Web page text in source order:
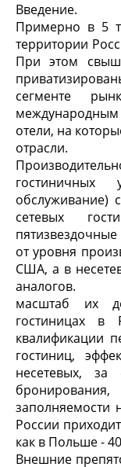
Введение.
Примерно в 5
территории
При этом
сегменте
международным
отели, на
отрасли.
гостиничных
обслуживание)
сетевых
от уровня
США, а в
аналогов.
масштаб их
гостиницах в
квалификации
гостиниц,
несетевых, за
заполняемости
России
как в Польше -
Внешние